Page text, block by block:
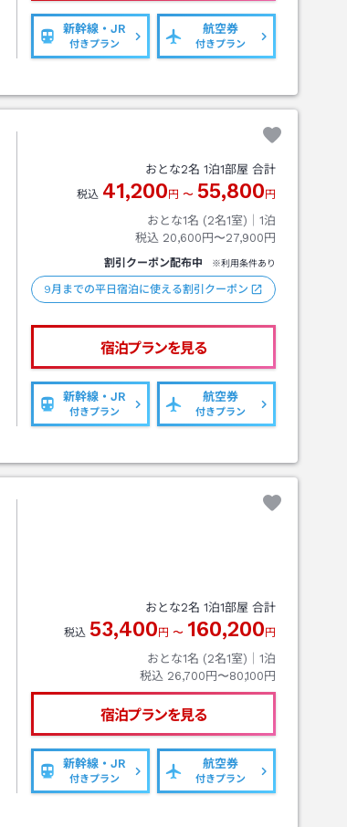
新幹線・JR
付きプラン
航空券
付きプラン
おとな2名 1泊1部屋 合計
税込 41,200 円 〜 55,800 円
おとな1名 (2名1室)｜ 1泊
税込 20,600円〜27,900円
割引クーポン配布中 ※利用条件あり
9月までの平日宿泊に使える割引クーポン
宿泊プランを見る
新幹線・JR
付きプラン
航空券
付きプラン
おとな2名 1泊1部屋 合計
税込 53,400 円 〜 160,200 円
おとな1名 (2名1室)｜ 1泊
税込 26,700円〜80,100円
宿泊プランを見る
新幹線・JR
付きプラン
航空券
付きプラン